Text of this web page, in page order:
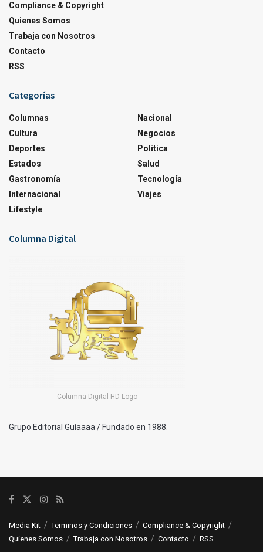
Compliance & Copyright
Quienes Somos
Trabaja con Nosotros
Contacto
RSS
Categorías
Columnas
Cultura
Deportes
Estados
Gastronomía
Internacional
Lifestyle
Nacional
Negocios
Política
Salud
Tecnología
Viajes
Columna Digital
Columna Digital HD Logo
Grupo Editorial Guíaaaa / Fundado en 1988.
Media Kit Terminos y Condiciones
Compliance & Copyright
Quienes Somos
Trabaja con Nosotros Contacto RSS